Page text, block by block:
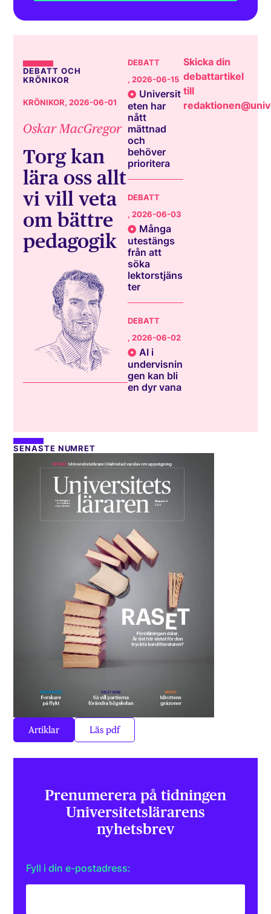
DEBATT OCH
KRÖNIKOR
KRÖNIKOR, 2026-06-01
Oskar MacGregor
Torg kan
lära oss allt
vi vill veta
om bättre
pedagogik
DEBATT
, 2026-06-15
Universit
eten har
nått
mättnad
och
behöver
prioritera
DEBATT
, 2026-06-03
Många
utestängs
från att
söka
lektorstjäns
ter
DEBATT
, 2026-06-02
AI i
undervisnin
gen kan bli
en dyr vana
Skicka din
debattartikel
till
SENASTE NUMRET
Artiklar Läs pdf
Prenumerera på tidningen
Universitets­lärarens
nyhetsbrev
Fyll i din e-postadress: